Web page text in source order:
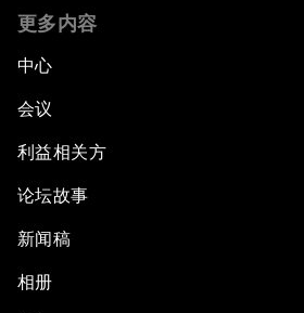
更多内容
中心
会议
利益相关方
论坛故事
新闻稿
相册